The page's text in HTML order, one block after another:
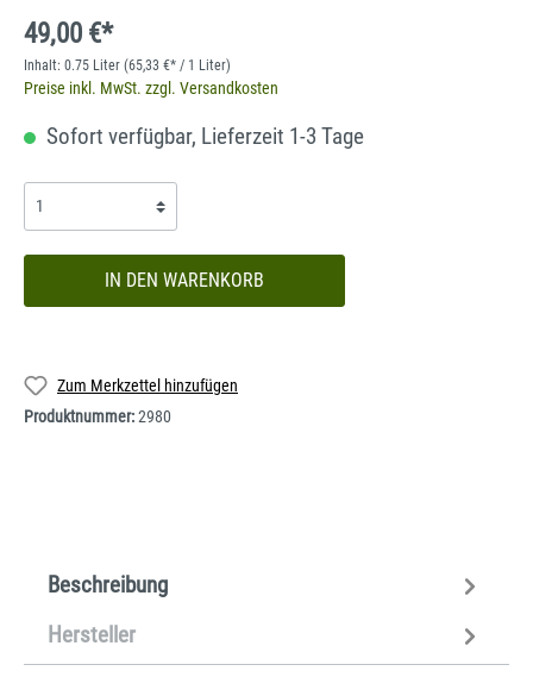
49,00 €*
Inhalt: 0.75 Liter (65,33 €* / 1 Liter)
Preise inkl. MwSt. zzgl. Versandkosten
Sofort verfügbar, Lieferzeit 1-3 Tage
IN DEN WARENKORB
Zum Merkzettel hinzufügen
Produktnummer:2980
Beschreibung
Hersteller